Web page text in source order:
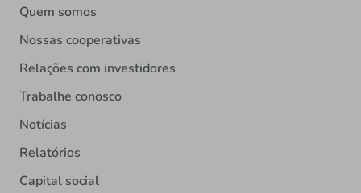
Quem somos
Nossas cooperativas
Relações com investidores
Trabalhe conosco
Notícias
Relatórios
Capital social